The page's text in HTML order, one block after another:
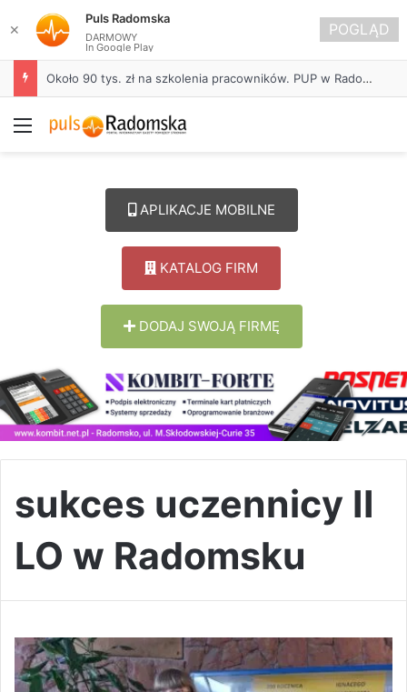
Około 90 tys. zł na szkolenia pracowników. PUP w Radomsku ogłasza nabór wniosków
Menu
APLIKACJE MOBILNE
KATALOG FIRM
DODAJ SWOJĄ FIRMĘ
sukces uczennicy II
LO w Radomsku
✕
Puls Radomska
DARMOWY
In Google Play
POGLĄD